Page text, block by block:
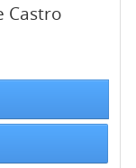
Castro